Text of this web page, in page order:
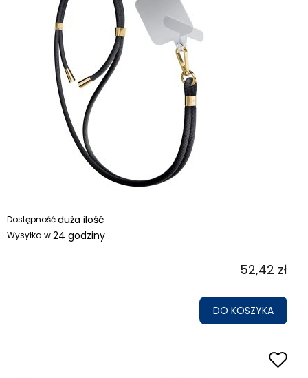
Dostępność:duża ilość
Wysyłka w:24 godziny
52,42 zł
DO KOSZYKA